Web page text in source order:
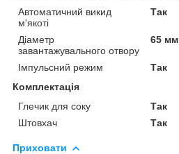
Автоматичний викид
м'якоті
Так
Діаметр
завантажувального отвору
65 мм
Імпульсний режим
Так
Комплектація
Глечик для соку
Так
Штовхач
Так
Приховати